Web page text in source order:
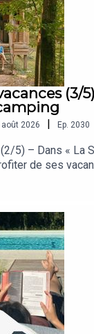
(3/
2026 | Ep. 2030
(2/5) – Dans «
de ses
de l’hôtel étoilé,
les analyses
: Baptiste
Boulenger.